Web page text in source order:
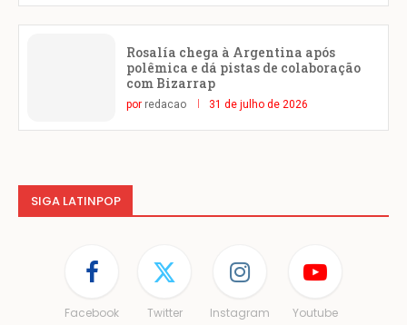
Rosalía chega à Argentina após
polêmica e dá pistas de colaboração
com Bizarrap
por redacao 31 de julho de 2026
SIGA LATINPOP
Facebook Twitter Instagram Youtube